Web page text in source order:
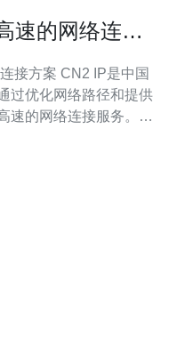
速的网络连接
IP是中国
过优化网络路径和提供
速的网络连接服务。在
坡CN2 IP